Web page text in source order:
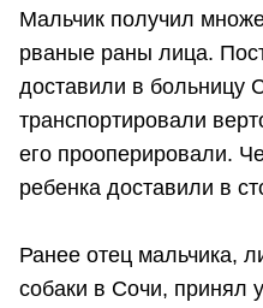
Мальчик получил
рваные раны лица.
доставили в больницу
транспортировали
его прооперировали.
ребенка доставили в
Ранее отец мальчика,
собаки в Сочи, принял